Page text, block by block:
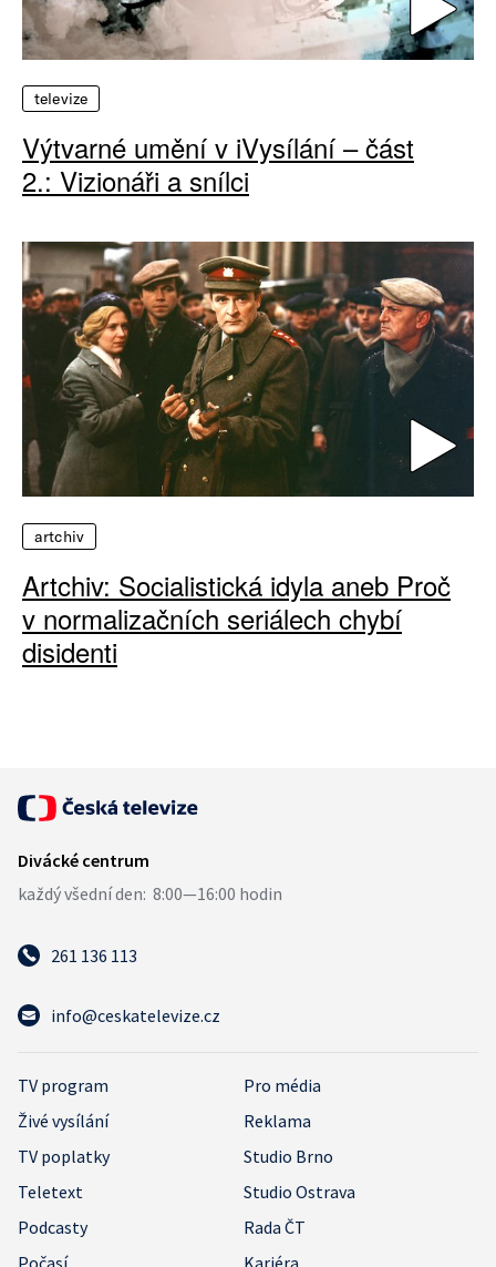
televize
Výtvarné umění v iVysílání – část
2.: Vizionáři a snílci
artchiv
Artchiv: Socialistická idyla aneb Proč
v normalizačních seriálech chybí
disidenti
261 136 113
info@ceskatelevize.cz
TV program
Pro média
Živé vysílání
Reklama
TV poplatky
Studio Brno
Teletext
Studio Ostrava
Podcasty
Rada ČT
Počasí
Kariéra